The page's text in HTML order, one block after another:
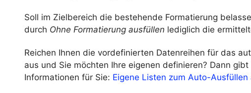
Soll im Zielbereich die bestehende Formatierung
durch Ohne Formatierung ausfüllen lediglich die
Reichen Ihnen die vordefinierten Datenreihen für das
aus und Sie möchten Ihre eigenen definieren? Dann
Informationen für Sie: Eigene Listen zum Auto-Ausfüllen